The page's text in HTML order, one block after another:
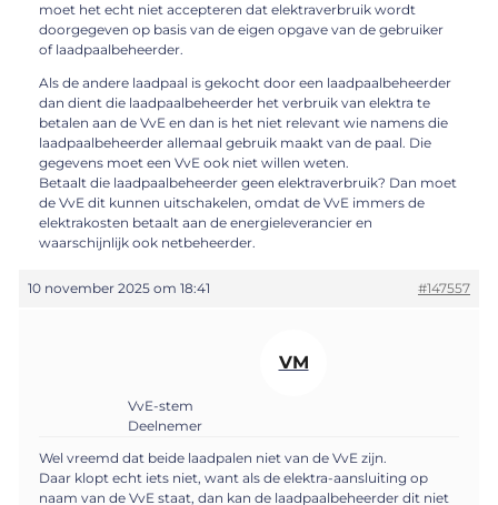
moet het echt niet accepteren dat elektraverbruik wordt
doorgegeven op basis van de eigen opgave van de gebruiker
of laadpaalbeheerder.
Als de andere laadpaal is gekocht door een laadpaalbeheerder
dan dient die laadpaalbeheerder het verbruik van elektra te
betalen aan de VvE en dan is het niet relevant wie namens die
laadpaalbeheerder allemaal gebruik maakt van de paal. Die
gegevens moet een VvE ook niet willen weten.
Betaalt die laadpaalbeheerder geen elektraverbruik? Dan moet
de VvE dit kunnen uitschakelen, omdat de VvE immers de
elektrakosten betaalt aan de energieleverancier en
waarschijnlijk ook netbeheerder.
10 november 2025 om 18:41 #147557
VM
VvE-stem
Deelnemer
Wel vreemd dat beide laadpalen niet van de VvE zijn.
Daar klopt echt iets niet, want als de elektra-aansluiting op
naam van de VvE staat, dan kan de laadpaalbeheerder dit niet